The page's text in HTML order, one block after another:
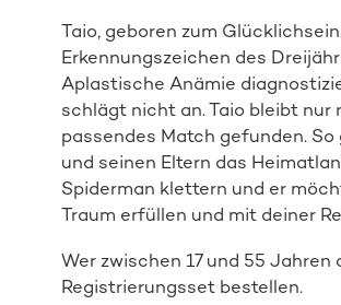
Taio, geboren zum
Erkennungszeichen des
Aplastische Anämie
schlägt nicht an. Taio bleibt nur
passendes Match gefunden.
und seinen Eltern das
Spiderman klettern und er
Traum erfüllen und mit deiner
Wer zwischen 17 und 55
Registrierungsset bestellen.